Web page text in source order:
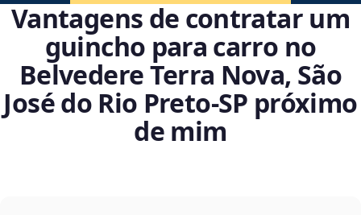
Vantagens de contratar um
guincho para carro no
Belvedere Terra Nova, São
José do Rio Preto‑SP próximo
de mim